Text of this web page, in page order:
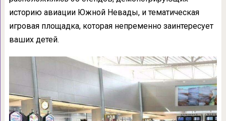
историю авиации Южной Невады, и тематическая
игровая площадка, которая непременно заинтересует
ваших детей.